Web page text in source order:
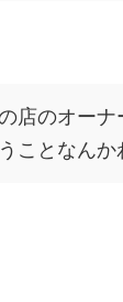
店のオーナ
ことなん